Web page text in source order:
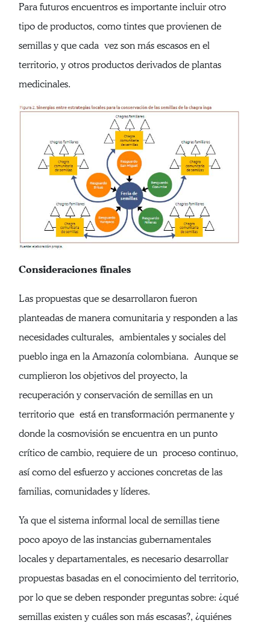
Para futuros encuentros es importante incluir otro
tipo de productos, como tintes que provienen de
semillas y que cada vez son más escasos en el
territorio, y otros productos derivados de plantas
medicinales.
Consideraciones finales
Las propuestas que se desarrollaron fueron
planteadas de manera comunitaria y responden a las
necesidades culturales, ambientales y sociales del
pueblo inga en la Amazonía colombiana. Aunque se
cumplieron los objetivos del proyecto, la
recuperación y conservación de semillas en un
territorio que está en transformación permanente y
donde la cosmovisión se encuentra en un punto
crítico de cambio, requiere de un proceso continuo,
así como del esfuerzo y acciones concretas de las
familias, comunidades y líderes.
Ya que el sistema informal local de semillas tiene
poco apoyo de las instancias gubernamentales
locales y departamentales, es necesario desarrollar
propuestas basadas en el conocimiento del territorio,
por lo que se deben responder preguntas sobre: ¿qué
semillas existen y cuáles son más escasas?, ¿quiénes